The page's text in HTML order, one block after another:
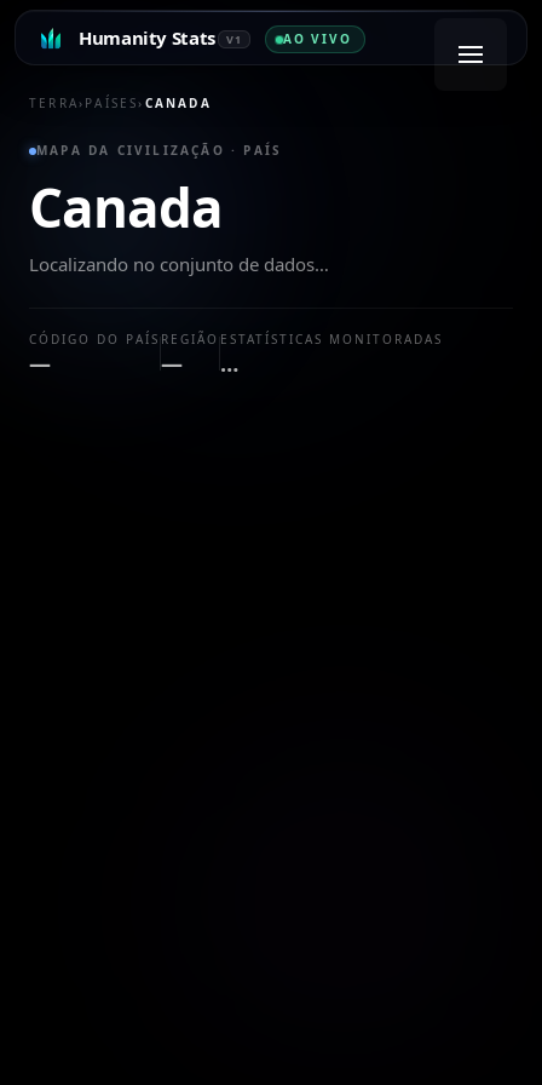
Humanity Stats V1 AO VIVO
TERRA› PAÍSES› CANADA
MAPA DA CIVILIZAÇÃO · PAÍS
Canada
Localizando no conjunto de dados…
CÓDIGO DO PAÍS
—
REGIÃO
—
ESTATÍSTICAS MONITORADAS
…